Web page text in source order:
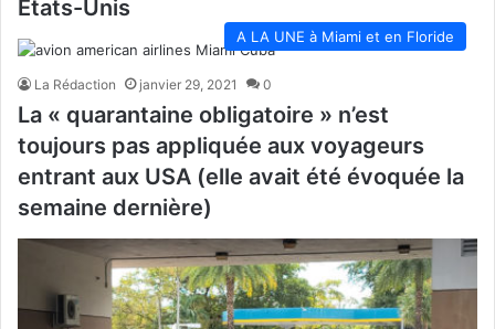
Etats-Unis
A LA UNE à Miami et en Floride
La Rédaction janvier 29, 2021 0
La « quarantaine obligatoire » n’est
toujours pas appliquée aux voyageurs
entrant aux USA (elle avait été évoquée la
semaine dernière)